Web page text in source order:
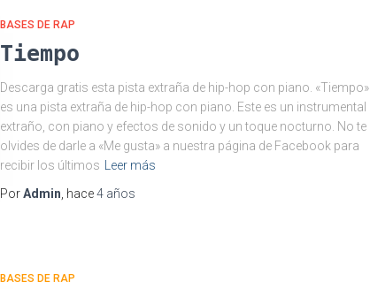
BASES DE RAP
Tiempo
Descarga gratis esta pista extraña de hip-hop con piano. «Tiempo»
es una pista extraña de hip-hop con piano. Este es un instrumental
extraño, con piano y efectos de sonido y un toque nocturno. No te
olvides de darle a «Me gusta» a nuestra página de Facebook para
recibir los últimos
Leer más
PorAdmin , hace4 años
BASES DE RAP